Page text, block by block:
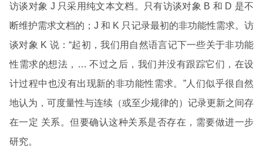
访谈对象 J 只采用纯文本文档。只有访谈对象 B 和 D 是不
断维护需求文档的；J 和 K 只记录最初的非功能性需求。访
谈对象 K 说：“起初，我们用自然语言记下一些关于非功能
性需求的想法，… 不过之后，我们并没有跟踪它们，在设
计过程中也没有出现新的非功能性需求。”人们似乎很自然
地认为，可度量性与连续（或至少规律的）记录更新之间存
在一定 关系。但要确认这种关系是否存在，需要做进一步
研究。